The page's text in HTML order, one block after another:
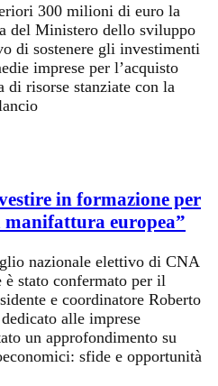
300 milioni di euro la
del Ministero dello sviluppo
di sostenere gli investimenti
imprese per l’acquisto
risorse stanziate con la
in formazione per
manifattura europea”
nazionale elettivo di CNA
stato confermato per il
e coordinatore Roberto
alle imprese
un approfondimento su
sfide e opportunità